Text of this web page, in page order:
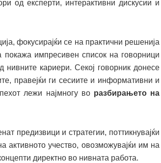
од експерти, интерактивни дискусии и
фокусирајќи се на практични решенија
покажа импресивен список на говорници
нивните кариери. Секој говорник донесе
правејќи ги сесиите и информативни и
лежи најмногу во разбирањето на
предизвици и стратегии, поттикнувајќи
активното учество, овозможувајќи им на
директно во нивната работа.